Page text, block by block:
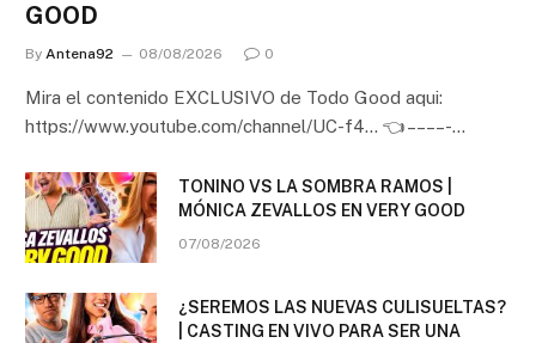
GOOD
By Antena92 08/08/2026 0
Mira el contenido EXCLUSIVO de Todo Good aqui:
https://www.youtube.com/channel/UC-f4… 👈 – – – – -…
TONINO VS LA SOMBRA RAMOS |
MÓNICA ZEVALLOS EN VERY GOOD
07/08/2026
¿SEREMOS LAS NUEVAS CULISUELTAS?
| CASTING EN VIVO PARA SER UNA